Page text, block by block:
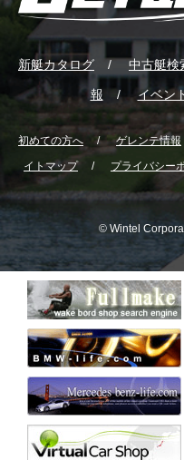
新艇カタログ 中古艇検
報 イベン
初めての方へ ゲレンテ情報
イトマップ
プライバシー
© Wintel